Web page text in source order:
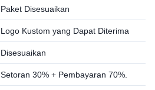
Paket Disesuaikan
Logo Kustom yang Dapat Diterima
Disesuaikan
Setoran 30% + Pembayaran 70%.